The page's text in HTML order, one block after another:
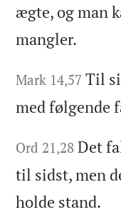
ægte, og man
mangler.
Mark 14,57 Til
med følgende
Ord 21,28 Det
til sidst, men
holde stand.